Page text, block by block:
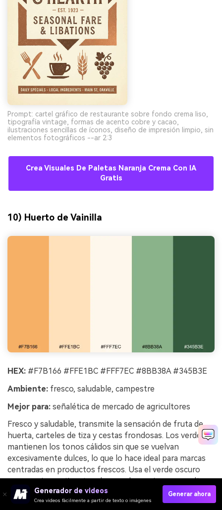
Prompt: cartel gráfico de restaurante sobre fondo crema liso,
tipografía vintage, formas de acento cobre y cacao,
ilustraciones sencillas de íconos, diseño de impresión limpio, sin
elementos fotográficos --ar 2:3
Crea Visuales De Paletas Naranja Crema Con IA
Gratis
10) Huerto de Vainilla
HEX: #F7B166 #FFE1BC #FFF7EC #8BB38A #345B3E
Ambiente: fresco, saludable, campestre
Mejor para: señalética de mercado de agricultores
Fresco y saludable, transmite la sensación de fruta de
huerta, carteles de tiza y cestas frondosas. Los verdes
mantienen los tonos cálidos sin que se vuelvan
excesivamente dulces, lo que lo hace ideal para marcas
centradas en productos frescos. Usa el verde oscuro
para precios y etiquetas clave, y el naranja para resaltar
selecciones de temporada. Consejo: usa formas simples
y tipografía grande para que los letreros sean legibles a
Generador de videos
Crea videos fácilmente a partir de texto o imágenes
Generar ahora